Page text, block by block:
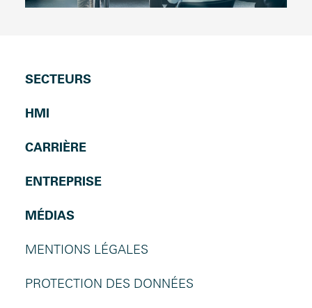
SECTEURS
HMI
CARRIÈRE
ENTREPRISE
MÉDIAS
MENTIONS LÉGALES
PROTECTION DES DONNÉES